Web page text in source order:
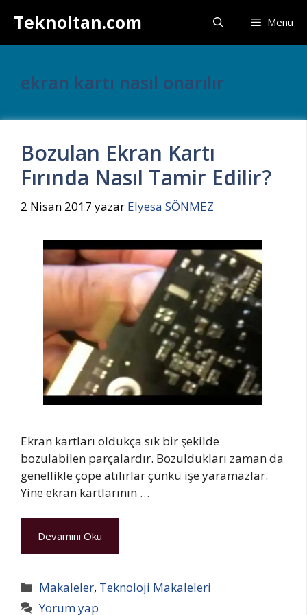
atlaTeknoltan.com Menu
ekran kartı nasıl onarılır
Bozulan Ekran Kartı
Fırında Nasıl Tamir Edilir?
2 Nisan 2017 yazar Elyesa SÖNMEZ
Ekran kartları oldukça sık bir şekilde
bozulabilen parçalardır. Bozuldukları zaman da
genellikle çöpe atılırlar çünkü işe yaramazlar.
Yine ekran kartlarının …
Devamını Oku
Kategoriler
Makaleler, Teknoloji Makaleleri
Yorum yap